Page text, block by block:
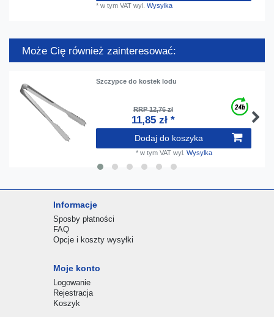
*w tym VAT wyl.Wysylka
Może Cię również zainteresować:
Szczypce do kostek lodu
RRP 12,76 zł
11,85 zł *
Dodaj do koszyka
* w tym VATwyl. Wysylka
Informacje
Sposby płatności
FAQ
Opcje i koszty wysyłki
Moje konto
Logowanie
Rejestracja
Koszyk